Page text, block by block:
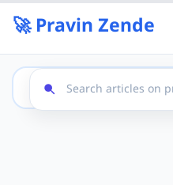
🚀 Pravin Zende